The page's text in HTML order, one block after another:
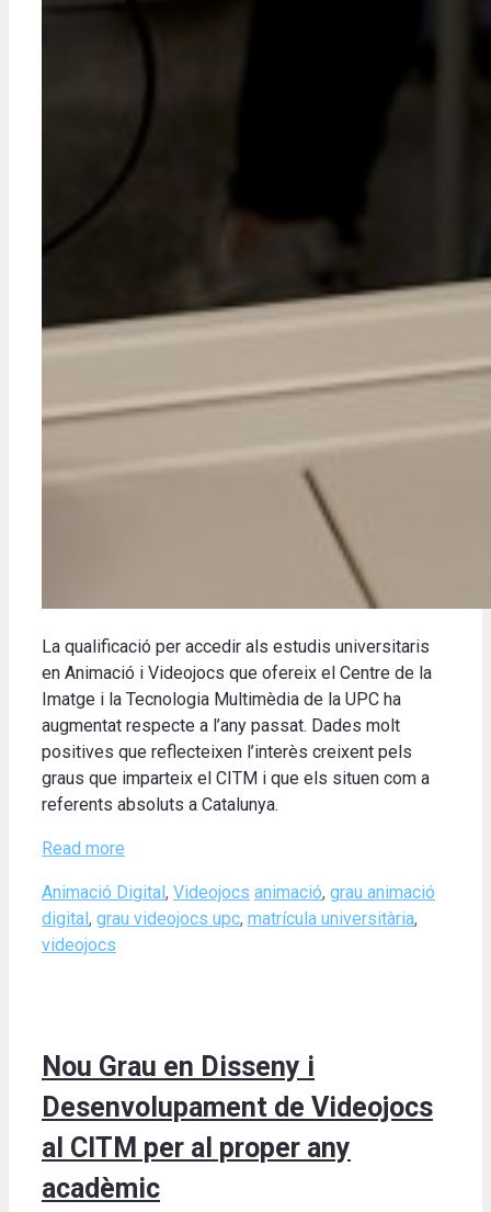
La qualificació per accedir als estudis universitaris
en Animació i Videojocs que ofereix el Centre de la
Imatge i la Tecnologia Multimèdia de la UPC ha
augmentat respecte a l’any passat. Dades molt
positives que reflecteixen l’interès creixent pels
graus que imparteix el CITM i que els situen com a
referents absoluts a Catalunya.
Read more
Categories
Animació Digital, Videojocs Tags
animació, grau animació
digital, grau videojocs upc, matrícula universitària,
videojocs
Nou Grau en Disseny i
Desenvolupament de Videojocs
al CITM per al proper any
acadèmic